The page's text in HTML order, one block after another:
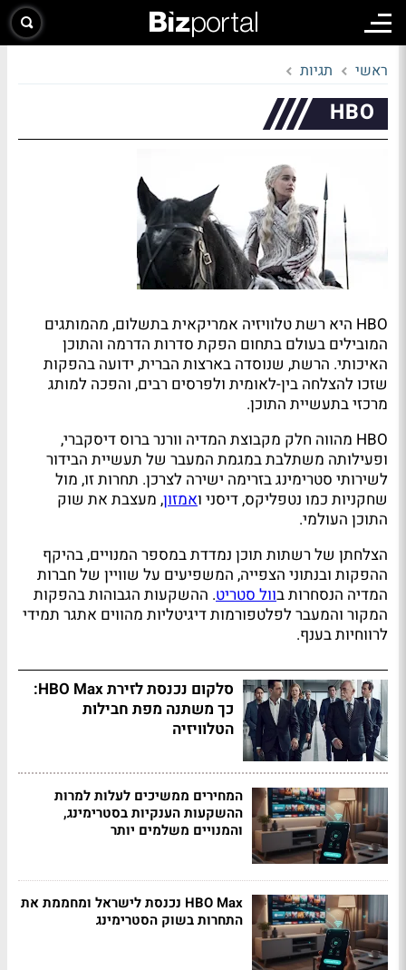
ראשי תגיות
HBO
HBO היא רשת טלוויזיה אמריקאית בתשלום, מהמותגים
המובילים בעולם בתחום הפקת סדרות הדרמה והתוכן
האיכותי. הרשת, שנוסדה בארצות הברית, ידועה בהפקות
שזכו להצלחה בין-לאומית ולפרסים רבים, והפכה למותג
מרכזי בתעשיית התוכן.
HBO מהווה חלק מקבוצת המדיה וורנר ברוס דיסקברי,
ופעילותה משתלבת במגמת המעבר של תעשיית הבידור
לשירותי סטרימינג בזרימה ישירה לצרכן. תחרות זו, מול
שחקניות כמו נטפליקס, דיסני ואמזון, מעצבת את שוק
התוכן העולמי.
הצלחתן של רשתות תוכן נמדדת במספר המנויים, בהיקף
ההפקות ובנתוני הצפייה, המשפיעים על שוויין של חברות
המדיה הנסחרות בוול סטריט. ההשקעות הגבוהות בהפקות
המקור והמעבר לפלטפורמות דיגיטליות מהווים אתגר תמידי
לרווחיות בענף.
סלקום נכנסת לזירת HBO Max:
כך משתנה מפת חבילות
הטלוויזיה
המחירים ממשיכים לעלות למרות
ההשקעות הענקיות בסטרימינג,
והמנויים משלמים יותר
HBO Max נכנסת לישראל ומחממת את
התחרות בשוק הסטרימינג